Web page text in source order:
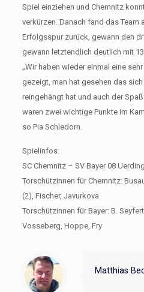
Spiel einziehen und Chemnitz
verkürzen. Danach fand das Team
Erfolgsspur zurück, gewann den
gewann letztendlich deutlich mit
„Wir haben wieder einmal eine
gezeigt, man hat gesehen das
reingehängt hat und auch der
waren zwei wichtige Punkte im
so Pia Schledorn.
Spielinfos:
SC Chemnitz – SV Bayer 08
Torschützinnen für Chemnitz:
(2), Fischer, Javurkova
Torschützinnen für Bayer: B.
Vosseberg, Hoppe, Fry
Matthias